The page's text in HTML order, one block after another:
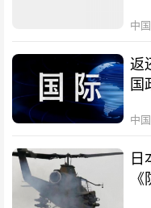
中
返
国
中
日